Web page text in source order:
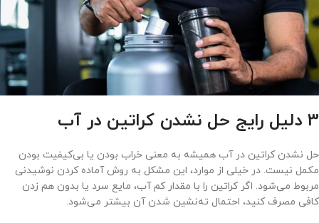
3 دلیل رایج حل نشدن کراتین در آب
حل نشدن کراتین در آب همیشه به معنی خراب بودن یا بی‌کیفیت بودن
مکمل نیست. در خیلی از موارد، این مشکل به روش آماده کردن نوشیدنی
مربوط می‌شود. اگر کراتین را با مقدار کم آب، مایع سرد یا بدون هم زدن
کافی مصرف کنید، احتمال ته‌نشین شدن آن بیشتر می‌شود.